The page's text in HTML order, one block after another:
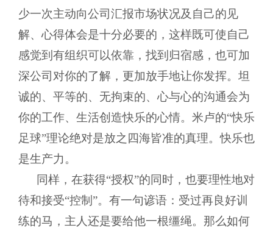
少一次主动向公司汇报市场状况及自己的见
解、心得体会是十分必要的，这样既可使自己
感觉到有组织可以依靠，找到归宿感，也可加
深公司对你的了解，更加放手地让你发挥。坦
诚的、平等的、无拘束的、心与心的沟通会为
你的工作、生活创造快乐的心情。米卢的“快乐
足球”理论绝对是放之四海皆准的真理。快乐也
是生产力。
同样，在获得“授权”的同时，也要理性地对
待和接受“控制”。有一句谚语：受过再良好训
练的马，主人还是要给他一根缰绳。那么如何